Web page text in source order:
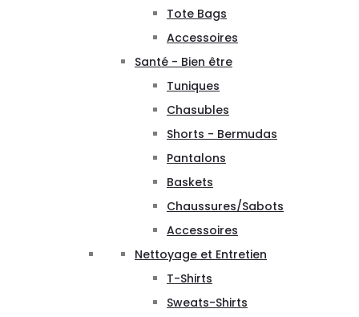
Tote Bags
Accessoires
Santé - Bien être
Tuniques
Chasubles
Shorts - Bermudas
Pantalons
Baskets
Chaussures/Sabots
Accessoires
Nettoyage et Entretien
T-Shirts
Sweats-Shirts